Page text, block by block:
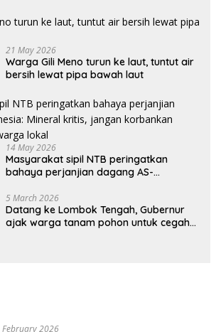
21 May 2026
Warga Gili Meno turun ke laut, tuntut air
bersih lewat pipa bawah laut
14 May 2026
Masyarakat sipil NTB peringatkan
bahaya perjanjian dagang AS-
korbankan lingkungan dan warga lokal
5 March 2026
Datang ke Lombok Tengah, Gubernur
ajak warga tanam pohon untuk cegah
February 2026